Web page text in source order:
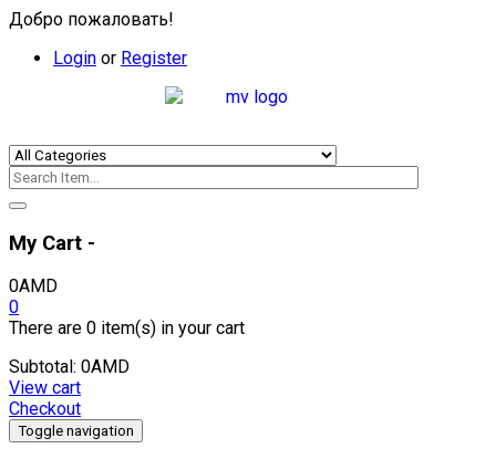
Добро пожаловать!
Login or Register
My Cart -
0AMD
0
There are 0 item(s) in your cart
Subtotal: 0AMD
View cart
Checkout
Toggle navigation